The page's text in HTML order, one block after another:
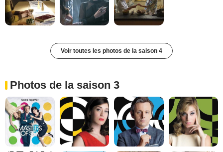
Voir toutes les photos de la saison 4
Photos de la saison 3